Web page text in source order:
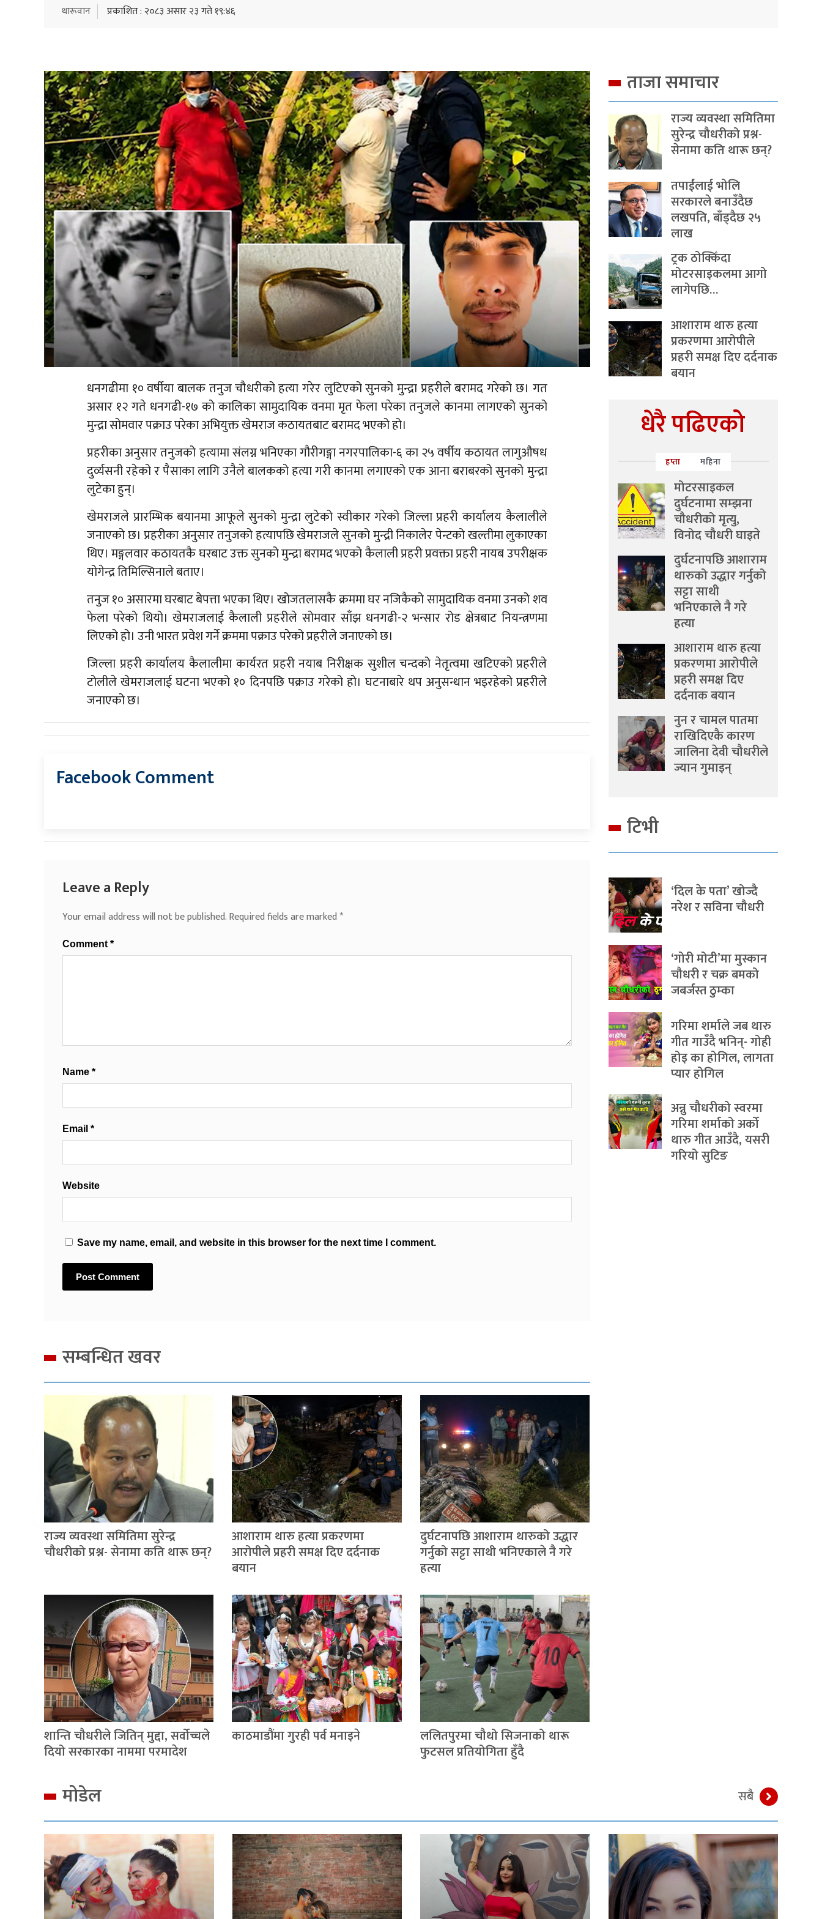
थारूवान प्रकाशित : २०८३ असार २३ गते १९:४६
धनगढीमा १० वर्षीया बालक तनुज चौधरीको हत्या गरेर लुटिएको सुनको मुन्द्रा प्रहरीले बरामद गरेको छ। गत
असार १२ गते धनगढी-१७ को कालिका सामुदायिक वनमा मृत फेला परेका तनुजले कानमा लागएको सुनको
मुन्द्रा सोमवार पक्राउ परेका अभियुक्त खेमराज कठायतबाट बरामद भएको हो।
प्रहरीका अनुसार तनुजको हत्यामा संलग्न भनिएका गौरीगङ्गा नगरपालिका-६ का २५ वर्षीय कठायत लागुऔषध
दुर्व्यसनी रहेको र पैसाका लागि उनैले बालकको हत्या गरी कानमा लगाएको एक आना बराबरको सुनको मुन्द्रा
लुटेका हुन्।
खेमराजले प्रारम्भिक बयानमा आफूले सुनको मुन्द्रा लुटेको स्वीकार गरेको जिल्ला प्रहरी कार्यालय कैलालीले
जनाएको छ। प्रहरीका अनुसार तनुजको हत्यापछि खेमराजले सुनको मुन्द्री निकालेर पेन्टको खल्तीमा लुकाएका
थिए। मङ्गलवार कठायतकै घरबाट उक्त सुनको मुन्द्रा बरामद भएको कैलाली प्रहरी प्रवक्ता प्रहरी नायब उपरीक्षक
योगेन्द्र तिमिल्सिनाले बताए।
तनुज १० असारमा घरबाट बेपत्ता भएका थिए। खोजतलासकै क्रममा घर नजिकैको सामुदायिक वनमा उनको शव
फेला परेको थियो। खेमराजलाई कैलाली प्रहरीले सोमवार साँझ धनगढी-२ भन्सार रोड क्षेत्रबाट नियन्त्रणमा
लिएको हो। उनी भारत प्रवेश गर्ने क्रममा पक्राउ परेको प्रहरीले जनाएको छ।
जिल्ला प्रहरी कार्यालय कैलालीमा कार्यरत प्रहरी नयाब निरीक्षक सुशील चन्दको नेतृत्वमा खटिएको प्रहरीले
टोलीले खेमराजलाई घटना भएको १० दिनपछि पक्राउ गरेको हो। घटनाबारे थप अनुसन्धान भइरहेको प्रहरीले
जनाएको छ।
Facebook Comment
Leave a Reply
Your email address will not be published.Required fields are marked*
Comment *
Name *
Email *
Website
Save my name, email, and website in this browser for the next time I comment.
सम्बन्धित खवर
राज्य व्यवस्था समितिमा सुरेन्द्र
चौधरीको प्रश्न- सेनामा कति थारू छन्?
आशाराम थारु हत्या प्रकरणमा
आरोपीले प्रहरी समक्ष दिए दर्दनाक
बयान
दुर्घटनापछि आशाराम थारुको उद्धार
गर्नुको सट्टा साथी भनिएकाले नै गरे
हत्या
शान्ति चौधरीले जितिन् मुद्दा, सर्वोच्चले
दियो सरकारका नाममा परमादेश
काठमाडौंमा गुरही पर्व मनाइने ललितपुरमा चौथो सिजनाको थारू
फुटसल प्रतियोगिता हुँदै
ताजा समाचार
राज्य व्यवस्था समितिमा
सुरेन्द्र चौधरीको प्रश्न-
सेनामा कति थारू छन्?
तपाईंलाई भोलि
सरकारले बनाउँदैछ
लखपति, बाँड्दैछ २५
लाख
ट्रक ठोक्किँदा
मोटरसाइकलमा आगो
लागेपछि…
आशाराम थारु हत्या
प्रकरणमा आरोपीले
प्रहरी समक्ष दिए दर्दनाक
बयान
धेरै पढिएको
हप्ता महिना
मोटरसाइकल
दुर्घटनामा सम्झना
चौधरीको मृत्यु,
विनोद चौधरी घाइते
दुर्घटनापछि आशाराम
थारुको उद्धार गर्नुको
सट्टा साथी
भनिएकाले नै गरे
हत्या
आशाराम थारु हत्या
प्रकरणमा आरोपीले
प्रहरी समक्ष दिए
दर्दनाक बयान
नुन र चामल पातमा
राखिदिएकै कारण
जालिना देवी चौधरीले
ज्यान गुमाइन्
टिभी
‘दिल के पता’ खोज्दै
नरेश र सविना चौधरी
‘गोरी मोटी’मा मुस्कान
चौधरी र चक्र बमको
जबर्जस्त ठुम्का
गरिमा शर्माले जब थारु
गीत गाउँदै भनिन्- गोही
होइ का होगिल, लागता
प्यार होगिल
अन्नु चौधरीको स्वरमा
गरिमा शर्माको अर्को
थारु गीत आउँदै, यसरी
गरियो सुटिङ
मोडेल सबै